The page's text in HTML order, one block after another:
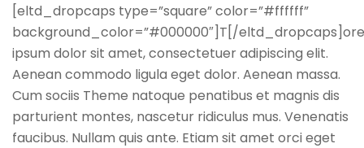
[eltd_dropcaps type=”square” color=”#ffffff”
background_color=”#000000″]T[/
ipsum dolor sit amet, consectetuer adipiscing elit.
Aenean commodo ligula eget dolor. Aenean massa.
Cum sociis Theme natoque penatibus et magnis dis
parturient montes, nascetur ridiculus mus. Venenatis
faucibus. Nullam quis ante. Etiam sit amet orci eget